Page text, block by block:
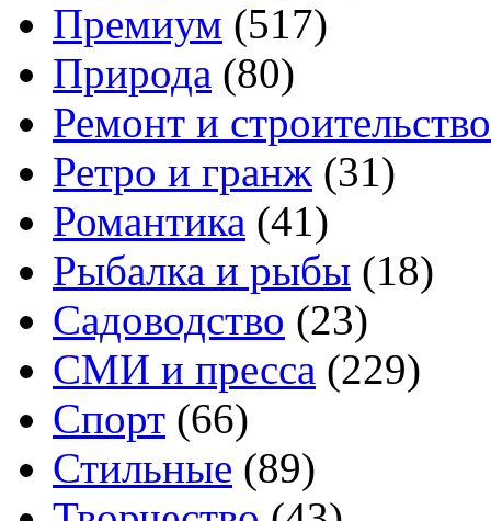
Премиум (517)
Природа (80)
Ремонт и строительство
Ретро и гранж (31)
Романтика (41)
Рыбалка и рыбы (18)
Садоводство (23)
СМИ и пресса (229)
Спорт (66)
Стильные (89)